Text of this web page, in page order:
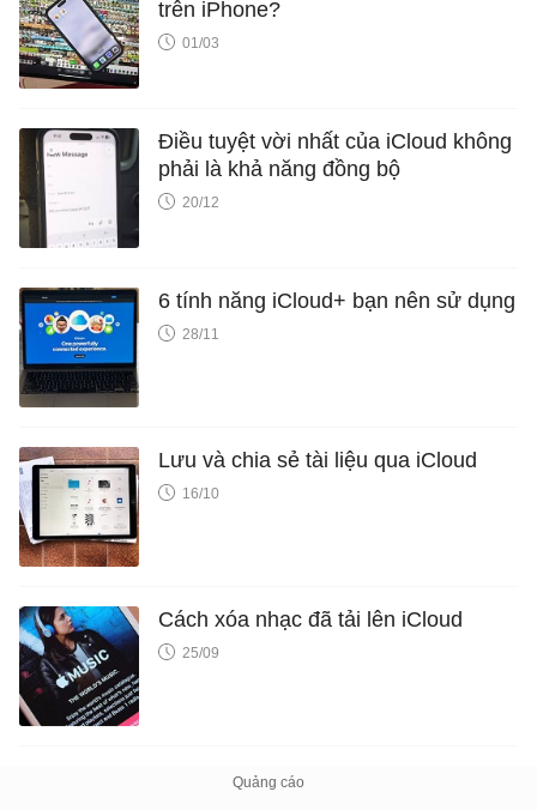
trên iPhone?
01/03
Điều tuyệt vời nhất của iCloud không
phải là khả năng đồng bộ
20/12
6 tính năng iCloud+ bạn nên sử dụng
28/11
Lưu và chia sẻ tài liệu qua iCloud
16/10
Cách xóa nhạc đã tải lên iCloud
25/09